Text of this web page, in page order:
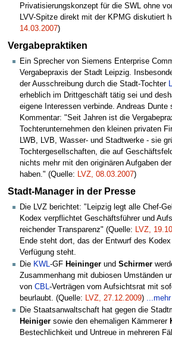
Privatisierungskonzept für die SWL ohne
LVV-Spitze direkt mit der KPMG diskutiert
14.03.2007)
Vergabepraktiken
Ein Sprecher von Siemens Enterprise
Vergabepraxis der Stadt Leipzig.
der Ausschreibung durch die Stadt-Tochter
erheblich im Drittgeschäft tätig sei und
eigene Interessen verbinde. Andreas Dunte
Kommentar: "Seit Jahren ist die
Tochterunternehmen den kleinen privaten
LWB, LVB, Wasser- und Stadtwerke - sie
Tochtergesellschaften, die auf
nichts mehr mit den originären Aufgaben
haben." (Quelle:
LVZ, 08.03.2007)
Stadt-Manager in der Presse
Die LVZ berichtet: "Leipzig legt alle Chef-
Kodex verpflichtet Geschäftsführer und
reichender Transparenz" (Quelle:
LVZ,
Ende steht dort, das der Entwurf des
Verfügung steht.
Die KWL-GF Heininger und Schirmer
Zusammenhang mit dubiosen Umständen
von CBL-Verträgen vom Aufsichtsrat mit
beurlaubt. (Quelle: LVZ, 27.12.2009) ...mehr
Die Staatsanwaltschaft hat gegen die
Heiniger sowie den ehemaligen Kämmerer
Bestechlichkeit und Untreue in mehreren